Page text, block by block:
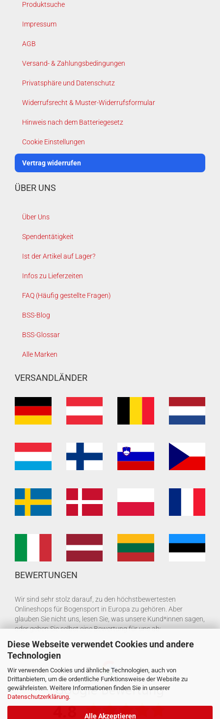
Diese Webseite verwendet Cookies und andere
Technologien
Wir verwenden Cookies und ähnliche Technologien, auch von
Drittanbietern, um die ordentliche Funktionsweise der Website zu
gewährleisten. Weitere Informationen finden Sie in unserer
Datenschutzerklärung.
Alle Akzeptieren
Produktsuche
Impressum
AGB
Versand- & Zahlungsbedingungen
Privatsphäre und Datenschutz
Widerrufsrecht & Muster-Widerrufsformular
Hinweis nach dem Batteriegesetz
Cookie Einstellungen
Vertrag widerrufen
ÜBER UNS
Über Uns
Spendentätigkeit
Ist der Artikel auf Lager?
Infos zu Lieferzeiten
FAQ (Häufig gestellte Fragen)
BSS-Blog
BSS-Glossar
Alle Marken
VERSANDLÄNDER
BEWERTUNGEN
Wir sind sehr stolz darauf, zu den höchstbewertesten
Onlineshops für Bogensport in Europa zu gehören. Aber
glauben Sie nicht uns, lesen Sie, was unsere Kund*innen sagen,
oder geben Sie selbst eine Bewertung für uns ab: